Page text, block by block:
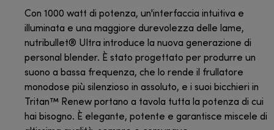
Con 1000 watt di potenza, un'interfaccia intuitiva e
illuminata e una maggiore durevolezza delle lame,
nutribullet® Ultra introduce la nuova generazione di
personal blender. È stato progettato per produrre un
suono a bassa frequenza, che lo rende il frullatore
monodose più silenzioso in assoluto, e i suoi bicchieri in
Tritan™ Renew portano a tavola tutta la potenza di cui
hai bisogno. È elegante, potente e garantisce miscele di